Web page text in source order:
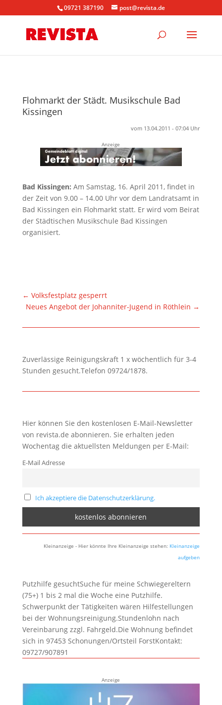
09721 387190 post@revista.de
Flohmarkt der Städt. Musikschule Bad
Kissingen
vom 13.04.2011 - 07:04 Uhr
Anzeige
Bad Kissingen: Am Samstag, 16. April 2011, findet in
der Zeit von 9.00 – 14.00 Uhr vor dem Landratsamt in
Bad Kissingen ein Flohmarkt statt. Er wird vom Beirat
der Städtischen Musikschule Bad Kissingen
organisiert.
← Volksfestplatz gesperrt
Neues Angebot der Johanniter-Jugend in Röthlein →
Zuverlässige Reinigungskraft 1 x wöchentlich für 3-4
Stunden gesucht.Telefon 09724/1878.
Hier können Sie den kostenlosen E-Mail-Newsletter
von revista.de abonnieren. Sie erhalten jeden
Wochentag die aktuellsten Meldungen per E-Mail:
E-Mail Adresse
Ich akzeptiere die Datenschutzerklärung.
Kleinanzeige - Hier könnte Ihre Kleinanzeige stehen: Kleinanzeige
aufgeben
Putzhilfe gesuchtSuche für meine Schwiegereltern
(75+) 1 bis 2 mal die Woche eine Putzhilfe.
Schwerpunkt der Tätigkeiten wären Hilfestellungen
bei der Wohnungsreinigung.Stundenlohn nach
Vereinbarung zzgl. Fahrgeld.Die Wohnung befindet
sich in 97453 Schonungen/Ortsteil ForstKontakt:
09727/907891
Anzeige